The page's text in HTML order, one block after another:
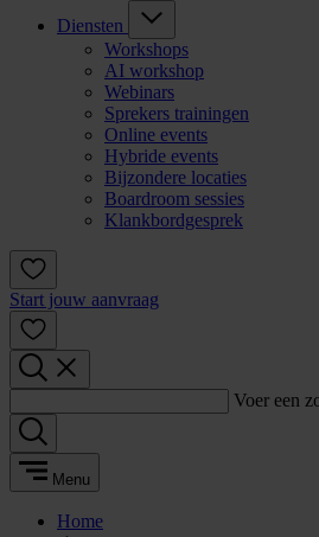
Diensten
Workshops
AI workshop
Webinars
Sprekers trainingen
Online events
Hybride events
Bijzondere locaties
Boardroom sessies
Klankbordgesprek
Start jouw aanvraag
Voer een
Menu
Home